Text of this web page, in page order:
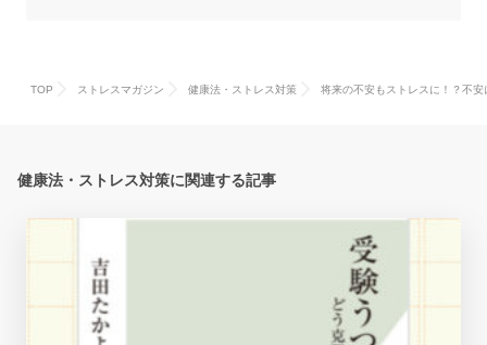
TOP ストレスマガジン 健康法・ストレス対策 将来の不安もストレスに！？不
健康法・ストレス対策に関連する記事